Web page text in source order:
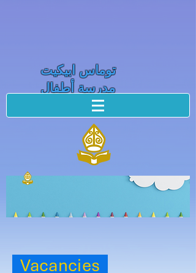
توماس ابيكيت
مدرسة أطفال
Vacancies